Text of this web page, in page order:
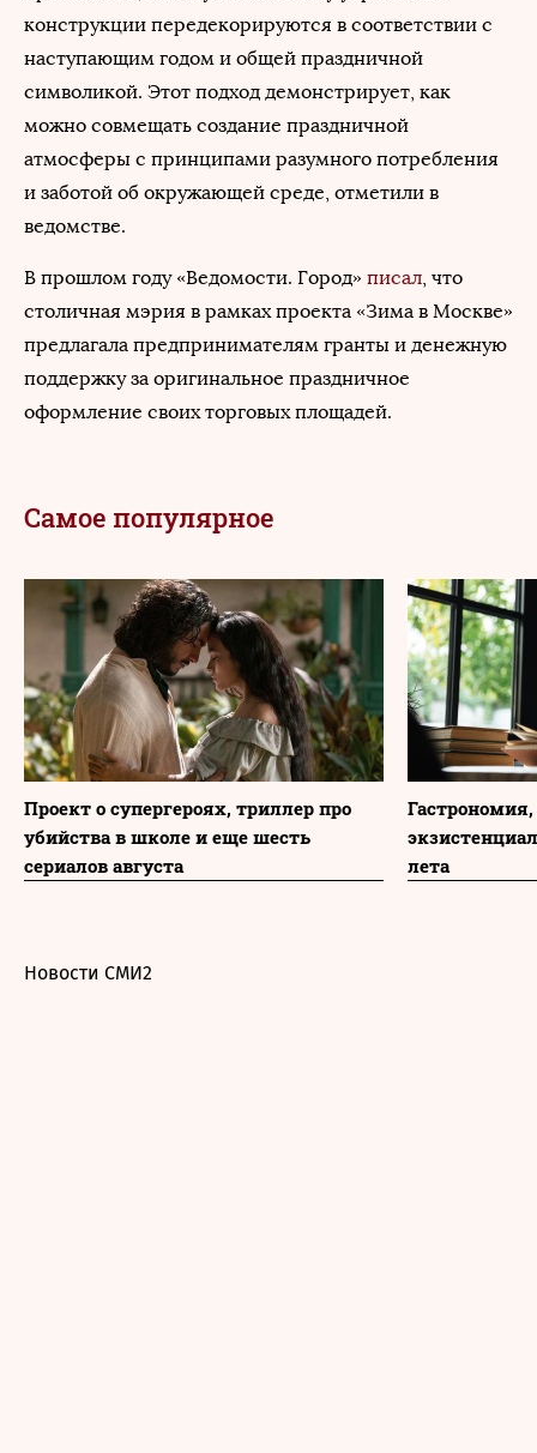
конструкции передекорируются в соответствии с
наступающим годом и общей праздничной
символикой. Этот подход демонстрирует, как
можно совмещать создание праздничной
атмосферы с принципами разумного потребления
и заботой об окружающей среде, отметили в
ведомстве.
В прошлом году «Ведомости. Город» писал, что
столичная мэрия в рамках проекта «Зима в Москве»
предлагала предпринимателям гранты и денежную
поддержку за оригинальное праздничное
оформление своих торговых площадей.
Самое популярное
Проект о супергероях, триллер про
убийства в школе и еще шесть
сериалов августа
лета
Новости СМИ2